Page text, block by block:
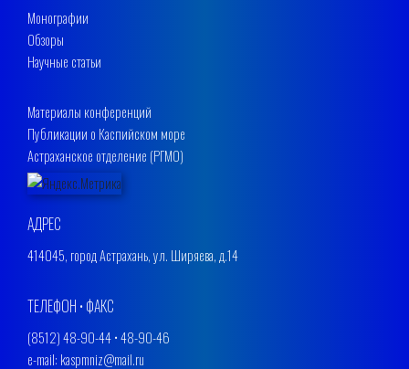
Монографии
Обзоры
Научные статьи
Материалы конференций
Публикации о Каспийском море
Астраханское отделение (РГМО)
АДРЕС
414045, город Астрахань, ул. Ширяева, д.14
ТЕЛЕФОН • ФАКС
(8512) 48-90-44 • 48-90-46
e-mail: kaspmniz@mail.ru